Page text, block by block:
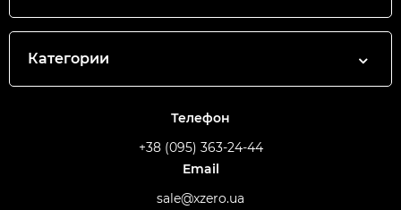
Категории
Телефон
+38 (095) 363-24-44
Email
sale@xzero.ua